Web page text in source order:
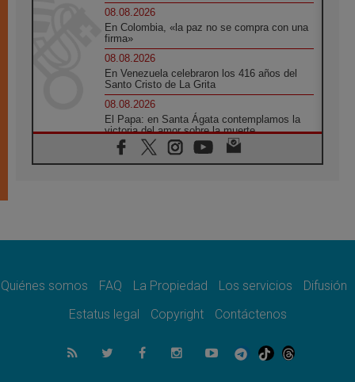
08.08.2026
En Colombia, «la paz no se compra con una
firma»
08.08.2026
En Venezuela celebraron los 416 años del
Santo Cristo de La Grita
08.08.2026
El Papa: en Santa Ágata contemplamos la
victoria del amor sobre la muerte
08.08.2026
León XIV visitará el Santuario de la Madre
07.08.2026
07.08.2026
el compromiso del cristiano"
La matanza de niños en Gaza no cesa: 300
muertos en 300 días
Quiénes somos FAQ La Propiedad Los servicios
Difusión
Estatus legal
Copyright Contáctenos